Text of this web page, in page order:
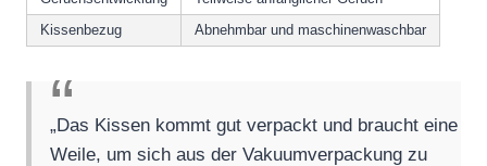
Kissenbezug
Abnehmbar und maschinenwaschbar
„Das Kissen kommt gut verpackt und braucht eine
Weile, um sich aus der Vakuumverpackung zu